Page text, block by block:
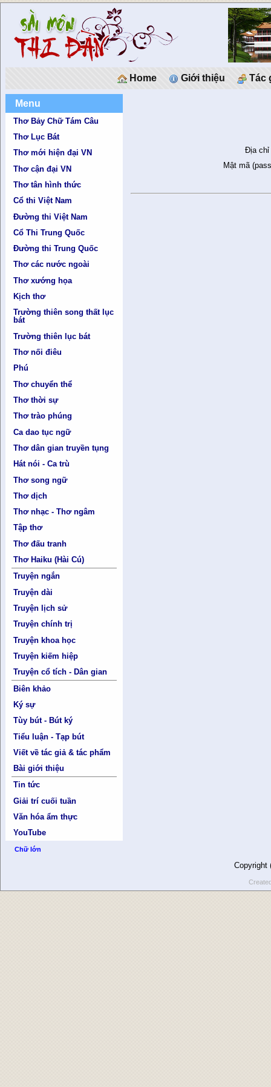
Home Giới thiệu Tác
Menu
Thơ Bảy Chữ Tám Câu
Thơ Lục Bát
Thơ mới hiện đại VN
Thơ cận đại VN
Thơ tân hình thức
Cổ thi Việt Nam
Đường thi Việt Nam
Cổ Thi Trung Quốc
Đường thi Trung Quốc
Thơ các nước ngoài
Thơ xướng họa
Kịch thơ
Trường thiên song thất lục
bát
Trường thiên lục bát
Thơ nối điêu
Phú
Thơ chuyển thể
Thơ thời sự
Thơ trào phúng
Ca dao tục ngữ
Thơ dân gian truyền tụng
Hát nói - Ca trù
Thơ song ngữ
Thơ dịch
Thơ nhạc - Thơ ngâm
Tập thơ
Thơ đấu tranh
Thơ Haiku (Hài Cú)
Truyện ngắn
Truyện dài
Truyện lịch sử
Truyện chính trị
Truyện khoa học
Truyện kiếm hiệp
Truyện cổ tích - Dân gian
Biên khảo
Ký sự
Tùy bút - Bút ký
Tiểu luận - Tạp bút
Viết về tác giả & tác phẩm
Bài giới thiệu
Tin tức
Giải trí cuối tuần
Văn hóa ẩm thực
YouTube
Chữ lớn
Địa chỉ
Mật mã
Copyright